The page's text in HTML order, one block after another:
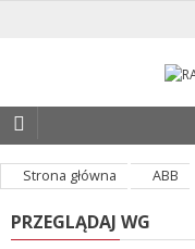
Strona główna ABB
PRZEGLĄDAJ WG